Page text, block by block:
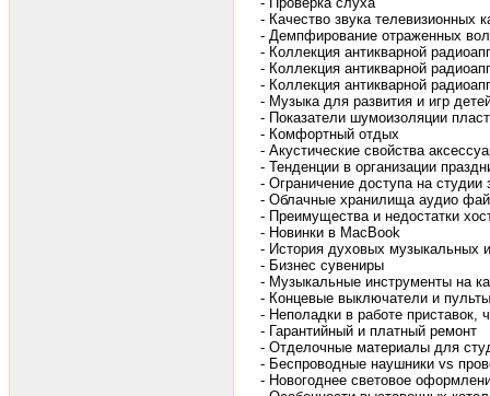
- Качество звука телевизионных
- Демпфирование отраженных
- Коллекция антикварной
- Коллекция антикварной
- Коллекция антикварной
- Музыка для развития и игр
- Показатели шумоизоляции
- Комфортный отдых
- Акустические свойства
- Тенденции в организации
- Ограничение доступа на студии
- Облачные хранилища аудио
- Преимущества и недостатки
- Новинки в MacBook
- История духовых музыкальных
- Бизнес сувениры
- Музыкальные инструменты на
- Концевые выключатели и
- Неполадки в работе приставок,
- Гарантийный и платный ремонт
- Отделочные материалы для
- Беспроводные наушники vs
- Новогоднее световое